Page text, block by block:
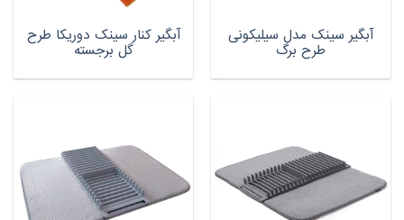
آبگیر سینک مدل سیلیکونی
طرح برگ
آبگیر کنار سینک دوریکا طرح
گل برجسته